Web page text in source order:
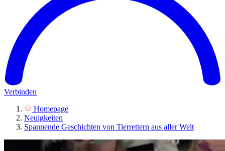
Verbinden
Homepage
Neuigkeiten
Spannende Geschichten von Tierrettern aus aller Welt